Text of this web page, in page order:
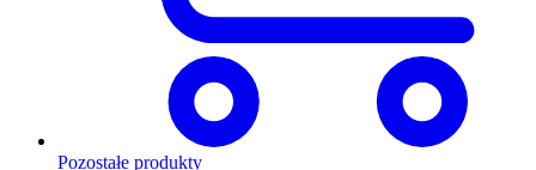
Pozostałe produkty